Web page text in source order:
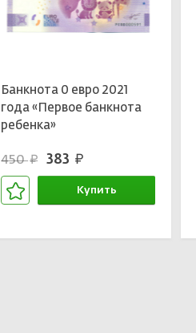
Банкнота 0 евро 2021
года «Первое банкнота
ребенка»
450руб. 383 руб.
Купить